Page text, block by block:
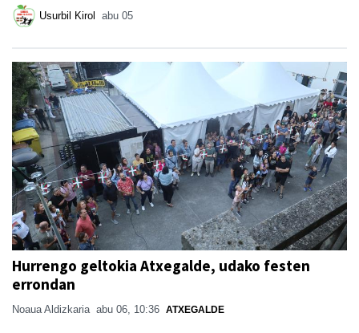
Usurbil Kirol abu 05
Hurrengo geltokia Atxegalde, udako festen
errondan
Noaua Aldizkaria abu 06, 10:36 ATXEGALDE